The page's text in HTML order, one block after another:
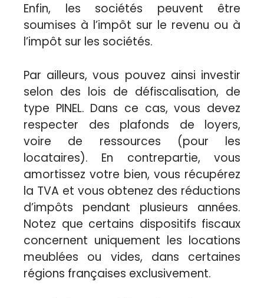
Enfin, les sociétés peuvent être
soumises à l’impôt sur le revenu ou à
l’impôt sur les sociétés.
Par ailleurs, vous pouvez ainsi investir
selon des lois de défiscalisation, de
type PINEL. Dans ce cas, vous devez
respecter des plafonds de loyers,
voire de ressources (pour les
locataires). En contrepartie, vous
amortissez votre bien, vous récupérez
la TVA et vous obtenez des réductions
d’impôts pendant plusieurs années.
Notez que certains dispositifs fiscaux
concernent uniquement les locations
meublées ou vides, dans certaines
régions françaises exclusivement.